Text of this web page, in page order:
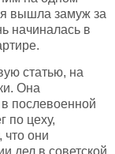
вышла замуж за
начиналась в
статью, на
Она
послевоенной
по цеху,
что они